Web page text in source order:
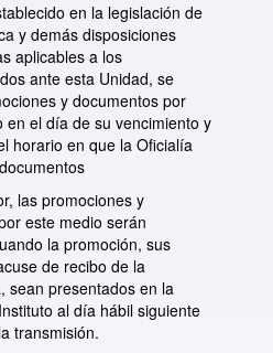
en la legislación de
y demás disposiciones
aplicables a los
ante esta Unidad, se
y documentos por
en el día de su vencimiento y
horario en que la Oficialía
las promociones y
este medio serán
la promoción, sus
de recibo de la
sean presentados en la
al día hábil siguiente
transmisión.